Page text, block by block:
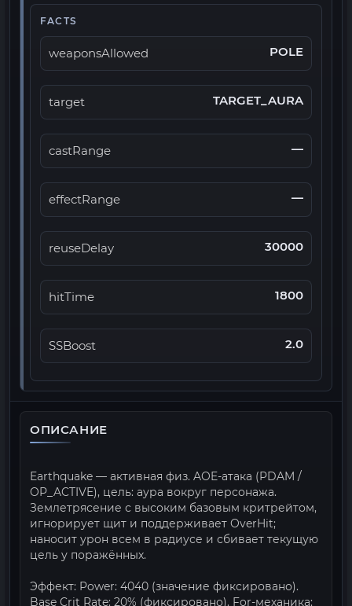
FACTS
weaponsAllowed POLE
target TARGET_AURA
castRange —
effectRange —
reuseDelay 30000
hitTime 1800
SSBoost 2.0
ОПИСАНИЕ
Earthquake — активная физ. AOE-атака (PDAM /
OP_ACTIVE), цель: аура вокруг персонажа.
Землетрясение с высоким базовым критрейтом,
игнорирует щит и поддерживает OverHit;
наносит урон всем в радиусе и сбивает текущую
цель у поражённых.
Эффект: Power: 4040 (значение фиксировано).
Base Crit Rate: 20% (фиксировано). For-механика: